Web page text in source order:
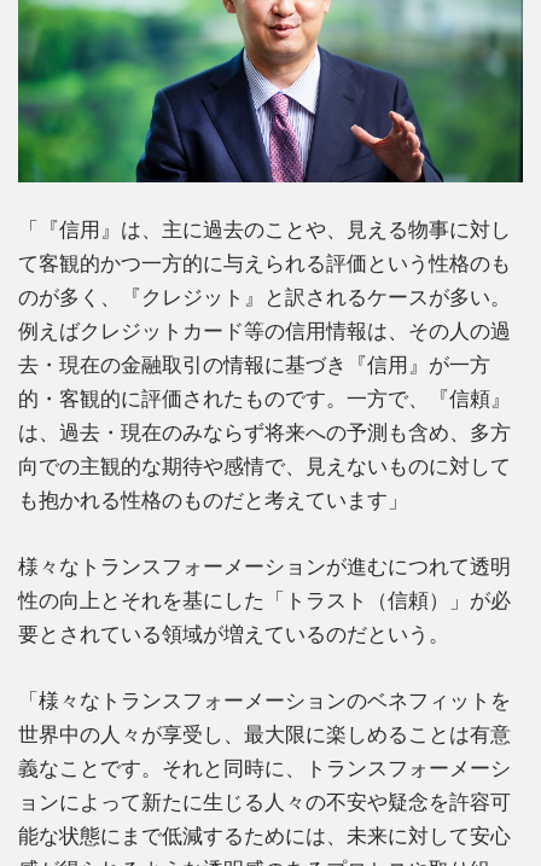
「『信用』は、主に過去のことや、見える物事に対し
て客観的かつ一方的に与えられる評価という性格のも
のが多く、『クレジット』と訳されるケースが多い。
例えばクレジットカード等の信用情報は、その人の過
去・現在の金融取引の情報に基づき『信用』が一方
的・客観的に評価されたものです。一方で、『信頼』
は、過去・現在のみならず将来への予測も含め、多方
向での主観的な期待や感情で、見えないものに対して
も抱かれる性格のものだと考えています」
様々なトランスフォーメーションが進むにつれて透明
性の向上とそれを基にした「トラスト（信頼）」が必
要とされている領域が増えているのだという。
「様々なトランスフォーメーションのベネフィットを
世界中の人々が享受し、最大限に楽しめることは有意
義なことです。それと同時に、トランスフォーメーシ
ョンによって新たに生じる人々の不安や疑念を許容可
能な状態にまで低減するためには、未来に対して安心